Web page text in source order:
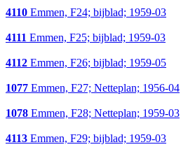
4110 Emmen, F24; bijblad; 1959-03
4111 Emmen, F25; bijblad; 1959-03
4112 Emmen, F26; bijblad; 1959-05
1077 Emmen, F27; Netteplan; 1956-04
1078 Emmen, F28; Netteplan; 1959-03
4113 Emmen, F29; bijblad; 1959-03